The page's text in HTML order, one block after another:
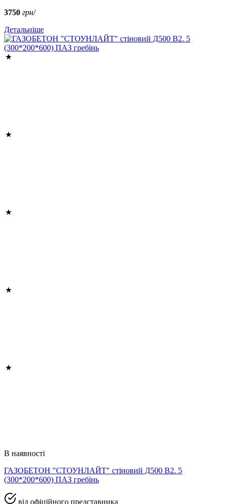
3750 грн/
Детальніше
В наявності
ГАЗОБЕТОН "СТОУНЛАЙТ" стіновий Д500 В2. 5
(300*200*600) ПАЗ гребінь
від офіційного представника